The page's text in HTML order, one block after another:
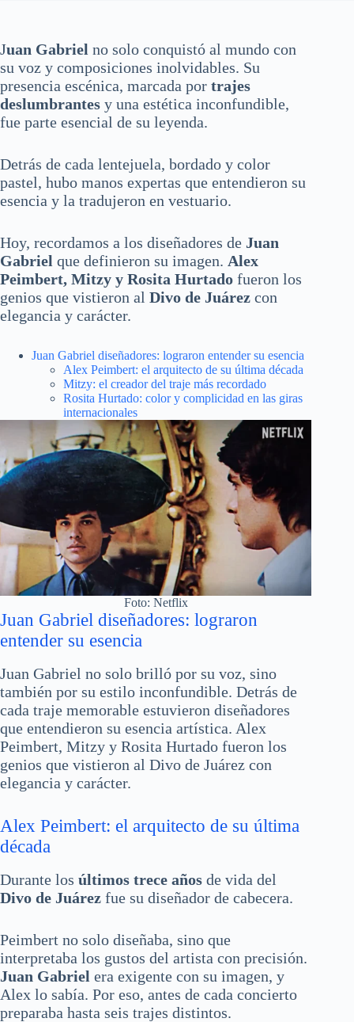
Juan Gabriel no solo conquistó al mundo con
su voz y composiciones inolvidables. Su
presencia escénica, marcada por trajes
deslumbrantes y una estética inconfundible,
fue parte esencial de su leyenda.
Detrás de cada lentejuela, bordado y color
pastel, hubo manos expertas que entendieron su
esencia y la tradujeron en vestuario.
Hoy, recordamos a los diseñadores de Juan
Gabriel que definieron su imagen. Alex
Peimbert, Mitzy y Rosita Hurtado fueron los
genios que vistieron al Divo de Juárez con
elegancia y carácter.
Juan Gabriel diseñadores: lograron entender su esencia
Alex Peimbert: el arquitecto de su última década
Mitzy: el creador del traje más recordado
Rosita Hurtado: color y complicidad en las giras
internacionales
Foto: Netflix
Juan Gabriel diseñadores: lograron
entender su esencia
Juan Gabriel no solo brilló por su voz, sino
también por su estilo inconfundible. Detrás de
cada traje memorable estuvieron diseñadores
que entendieron su esencia artística. Alex
Peimbert, Mitzy y Rosita Hurtado fueron los
genios que vistieron al Divo de Juárez con
elegancia y carácter.
Alex Peimbert: el arquitecto de su última
década
Durante los últimos trece años de vida del
Divo de Juárez fue su diseñador de cabecera.
Peimbert no solo diseñaba, sino que
interpretaba los gustos del artista con precisión.
Juan Gabriel era exigente con su imagen, y
Alex lo sabía. Por eso, antes de cada concierto
preparaba hasta seis trajes distintos.